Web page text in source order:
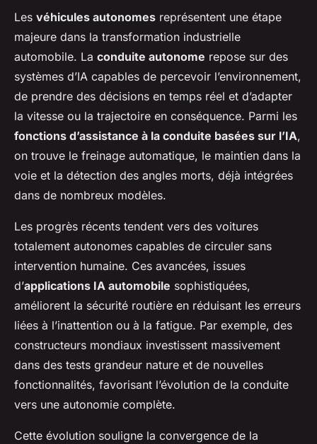
Les véhicules autonomes représentent une étape
majeure dans la transformation industrielle
automobile. La conduite autonome repose sur des
systèmes d’IA capables de percevoir l’environnement,
de prendre des décisions en temps réel et d’adapter
la vitesse ou la trajectoire en conséquence. Parmi les
fonctions d’assistance à la conduite basées sur l’IA,
on trouve le freinage automatique, le maintien dans la
voie et la détection des angles morts, déjà intégrées
dans de nombreux modèles.
Les progrès récents tendent vers des voitures
totalement autonomes capables de circuler sans
intervention humaine. Ces avancées, issues
d’applications IA automobile sophistiquées,
améliorent la sécurité routière en réduisant les erreurs
liées à l’inattention ou à la fatigue. Par exemple, des
constructeurs mondiaux investissent massivement
dans des tests grandeur nature et de nouvelles
fonctionnalités, favorisant l’évolution de la conduite
vers une autonomie complète.
Cette évolution souligne la convergence de la